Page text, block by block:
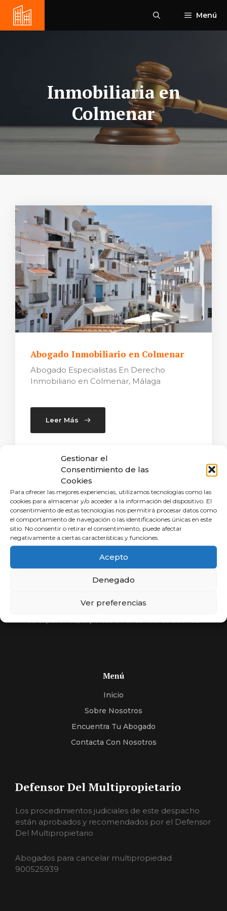
Gestionar el
Consentimiento de las
Cookies
Para ofrecer las mejores experiencias, utilizamos tecnologías como las
cookies para almacenar y/o acceder a la información del dispositivo. El
consentimiento de estas tecnologías nos permitirá procesar datos como
el comportamiento de navegación o las identificaciones únicas en este
sitio. No consentir o retirar el consentimiento, puede afectar
negativamente a ciertas características y funciones.
Acepto
Denegado
Ver preferencias
Saltar
contenido
Menú
Inmobiliaria en
Colmenar
Abogado Inmobiliario en Colmenar
Abogado Especialistas En Derecho
Inmobiliario en Colmenar, Málaga
Leer Más
Porcentaje
Compara y elige al mejor abogado.
Si usted no cobra, nosotros tampoco. Más de 30 años
de experiencia, expertos en encontrar soluciones.
Menú
Inicio
Sobre Nosotros
Encuentra Tu Abogado
Contacta Con Nosotros
Defensor Del Multipropietario
Los procedimientos judiciales de este despacho
están aprobados y recomendados por el Defensor
Del Multipropietario
Abogados para cancelar multipropiedad
900525939